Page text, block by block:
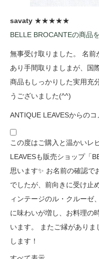
savaty ★★★★★
BELLE BROCANTEの商品
無事受け取りました。 名
あり手間取りましまが、国
商品もしっかりした実用充
うございました(^^)
ANTIQUE LEAVESからのコ
この度はご購入と温かいレ
LEAVESも販売ショップ「
思います✨ お名前の確認で
でしたが、前向きに受け止
ィンテージのル・クルーゼ
に味わいが増し、お料理の
います。 またご縁があり
します！